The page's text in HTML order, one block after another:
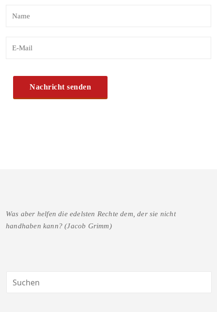
Was aber helfen die edelsten Rechte dem, der sie nicht
handhaben kann? (Jacob Grimm)